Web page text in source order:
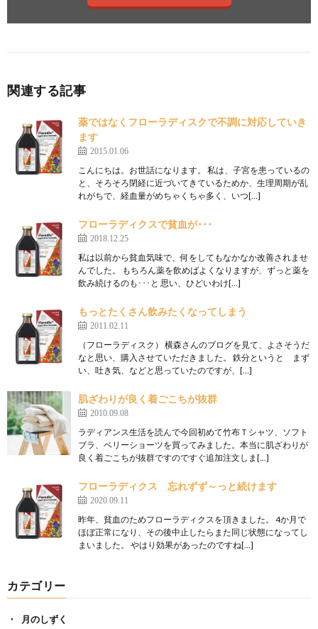
関連する記事
薬ではなくフローラディスクで不調に対応していき
ます
2015.01.06
こんにちは。お世話になります。 私は、子宮を患っているの
と、そろそろ閉経に近づいてきているためか、生理周期が乱
れがちで、経血量がめちゃくちゃ多く、いつ[…]
フローラディクスで貧血が･･･
2018.12.25
私は以前から貧血気味で、何をしてもなかなか改善されませ
んでした。 もちろん薬を飲めばよくなりますが、ずっと薬を
飲み続けるのも･･･と 思い、ひどいわけ[…]
もっとたくさん飲みたくなってしまう
2011.02.11
（フローラディスク） 横森さんのブログを見て、よさそうだ
なと思い、購入させていただきました。 鉄分というと まず
い、吐き気、などと思っていたのですが、[…]
肌ざわりが良く着ごこちが抜群
2010.09.08
ラディアンス生活を読んで今回初めて竹布Ｔシャツ、ソフト
ブラ、ベリーショーツを買ってみました。本当に肌ざわりが
良く着ごこちが抜群ですのですぐ追加注文しま[…]
フローラディクス 忘れずず～っと続けます
2020.09.11
昨年、貧血のためフローラディクスを頂きました。 4か月で
ほぼ正常になり、その後中止したらまた同じ状態になってし
まいました。 やはり効果があったのですね[…]
カテゴリー
月のしずく